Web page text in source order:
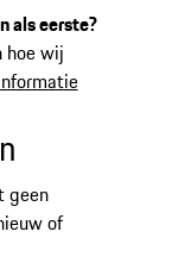
als eerste?
hoe wij
geen
of